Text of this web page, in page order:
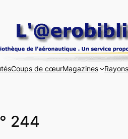
Coups de cœurMagazines Rayons
244